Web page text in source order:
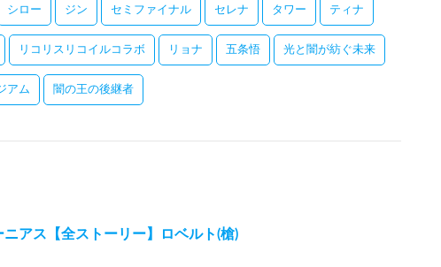
シロー ジン セミファイナル セレナ タワー ティナ
リコリスリコイルコラボ リョナ 五条悟 光と闇が紡ぐ未来
アム 闇の王の後継者
アス【全ストーリー】ロベルト(槍)